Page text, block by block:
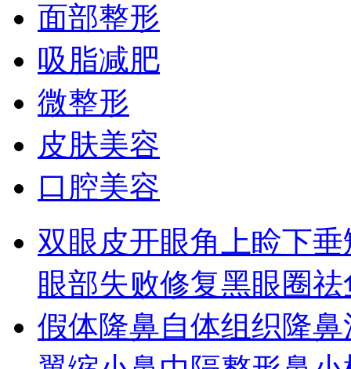
面部整形
吸脂减肥
微整形
皮肤美容
口腔美容
双眼皮开眼角
上睑下
眼部失败修复黑眼圈祛
假体隆鼻自体组织隆鼻